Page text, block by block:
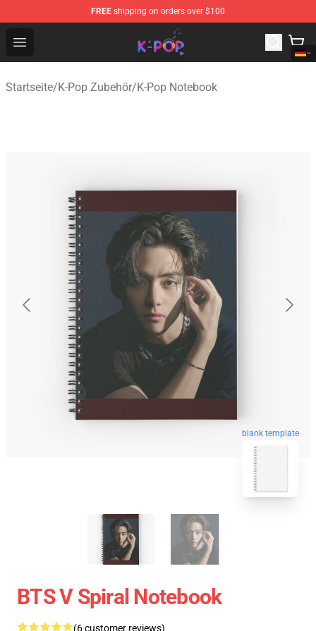
FREE shipping on orders over $100
Open menu
K-pop Store - Official K-pop Merchandise Shop
Startseite/K-Pop Zubehör/K-Pop Notebook
blank template
BTS V Spiral Notebook
(6 customer reviews)